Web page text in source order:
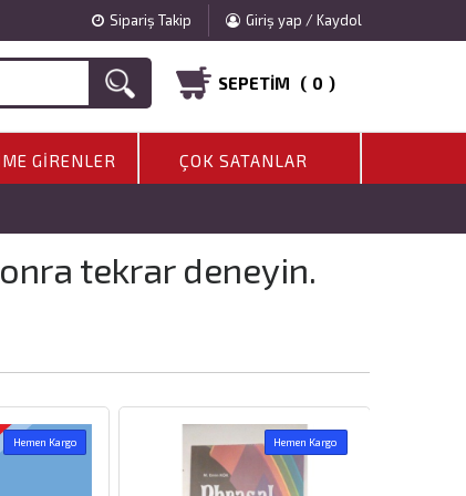
Sipariş Takip Giriş yap / Kaydol
SEPETIM ( 0 )
GIRENLER ÇOK SATANLAR
tekrar deneyin.
Hemen Kargo Hemen Kargo